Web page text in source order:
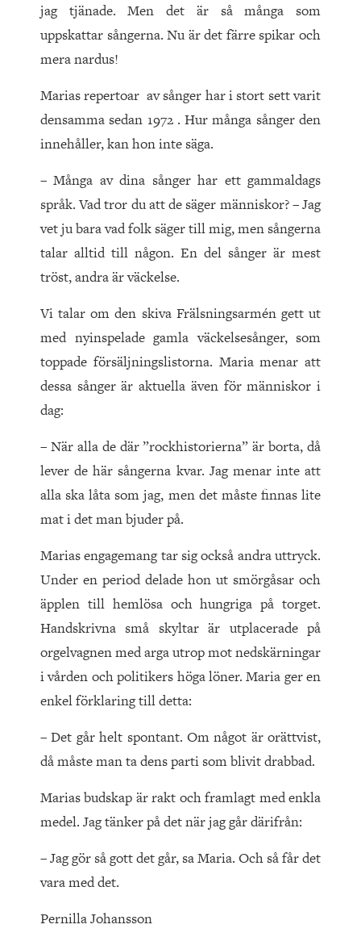
jag tjänade. Men det är så många som
uppskattar sångerna. Nu är det färre spikar och
mera nardus!
Marias repertoar av sånger har i stort sett varit
densamma sedan 1972 . Hur många sånger den
innehåller, kan hon inte säga.
– Många av dina sånger har ett gammaldags
språk. Vad tror du att de säger människor? – Jag
vet ju bara vad folk säger till mig, men sångerna
talar alltid till någon. En del sånger är mest
tröst, andra är väckelse.
Vi talar om den skiva Frälsningsarmén gett ut
med nyinspelade gamla väckelsesånger, som
toppade försäljningslistorna. Maria menar att
dessa sånger är aktuella även för människor i
dag:
– När alla de där ”rockhistorierna” är borta, då
lever de här sångerna kvar. Jag menar inte att
alla ska låta som jag, men det måste finnas lite
mat i det man bjuder på.
Marias engagemang tar sig också andra uttryck.
Under en period delade hon ut smörgåsar och
äpplen till hemlösa och hungriga på torget.
Handskrivna små skyltar är utplacerade på
orgelvagnen med arga utrop mot nedskärningar
i vården och politikers höga löner. Maria ger en
enkel förklaring till detta:
– Det går helt spontant. Om något är orättvist,
då måste man ta dens parti som blivit drabbad.
Marias budskap är rakt och framlagt med enkla
medel. Jag tänker på det när jag går därifrån:
– Jag gör så gott det går, sa Maria. Och så får det
vara med det.
Pernilla Johansson